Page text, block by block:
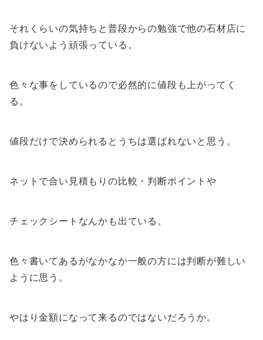
それくらいの気持ちと普段からの勉強で他の石材店に
負けないよう頑張っている。
色々な事をしているので必然的に値段も上がってく
る。
値段だけで決められるとうちは選ばれないと思う。
ネットで合い見積もりの比較・判断ポイントや
チェックシートなんかも出ている。
色々書いてあるがなかなか一般の方には判断が難しい
ように思う。
やはり金額になって来るのではないだろうか。